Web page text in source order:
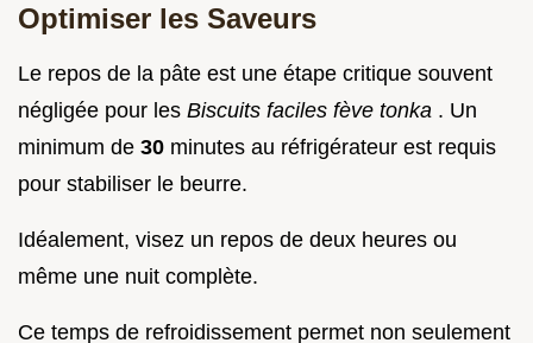
Optimiser les Saveurs
Le repos de la pâte est une étape critique souvent
négligée pour les Biscuits faciles fève tonka . Un
minimum de 30 minutes au réfrigérateur est requis
pour stabiliser le beurre.
Idéalement, visez un repos de deux heures ou
même une nuit complète.
Ce temps de refroidissement permet non seulement